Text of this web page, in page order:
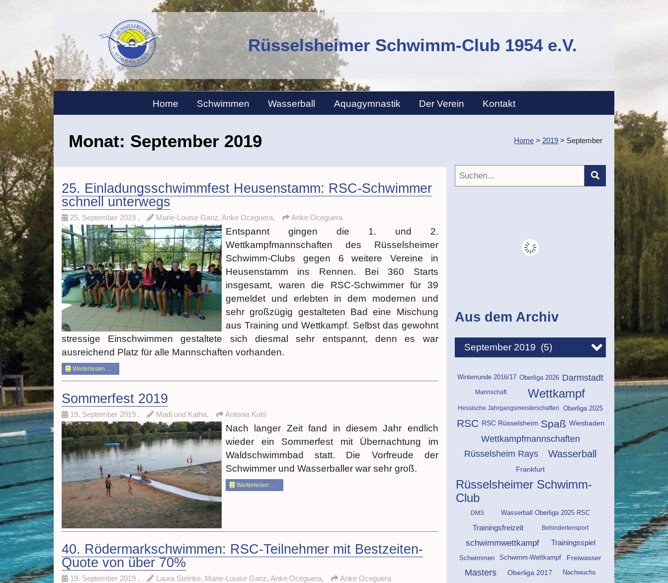
Rüsselsheimer Schwimm-Club 1954 e.V.
Home Schwimmen Wasserball Aquagymnastik Der Verein Kontakt
Monat: September 2019 Home > 2019 > September
25. Einladungsschwimmfest Heusenstamm: RSC-Schwimmer
schnell unterwegs
25. September 2019 , Marie-Louise Ganz, Anke Oceguera, Anke Oceguera
Entspannt gingen die 1. und 2.
Wettkampfmannschaften des Rüsselsheimer
Schwimm-Clubs gegen 6 weitere Vereine in
Heusenstamm ins Rennen. Bei 360 Starts
insgesamt, waren die RSC-Schwimmer für 39
gemeldet und erlebten in dem modernen und
sehr großzügig gestalteten Bad eine Mischung
aus Training und Wettkampf. Selbst das gewohnt
stressige Einschwimmen gestaltete sich diesmal sehr entspannt, denn es war
ausreichend Platz für alle Mannschaften vorhanden.
Weiterlesen…
Sommerfest 2019
19. September 2019 , Madi und Katha, Antonia Kohl
Nach langer Zeit fand in diesem Jahr endlich
wieder ein Sommerfest mit Übernachtung im
Waldschwimmbad statt. Die Vorfreude der
Schwimmer und Wasserballer war sehr groß.
Weiterlesen…
40. Rödermarkschwimmen: RSC-Teilnehmer mit Bestzeiten-
Quote von über 70%
19. September 2019 , Laura Steinke, Marie-Louise Ganz, Anke Oceguera, Anke Oceguera
Aus dem Archiv
Winterrunde 2016/17 Oberliga 2026 Darmstadt
Mannschaft Wettkampf
Hessische Jahrgangsmeisterschaften Oberliga 2025
RSC RSC Rüsselsheim Spaß Wiesbaden
Wettkampfmannschaften
Rüsselsheim Rays
Wasserball
Frankfurt
Rüsselsheimer Schwimm-
Club
DMS Wasserball Oberliga 2025 RSC
Trainingsfreizeit Behindertensport
schwimmwettkampf Trainingsspiel
Schwimmen Schwimm-Wettkampf Freiwasser
Masters Oberliga 2017 Nachwuchs